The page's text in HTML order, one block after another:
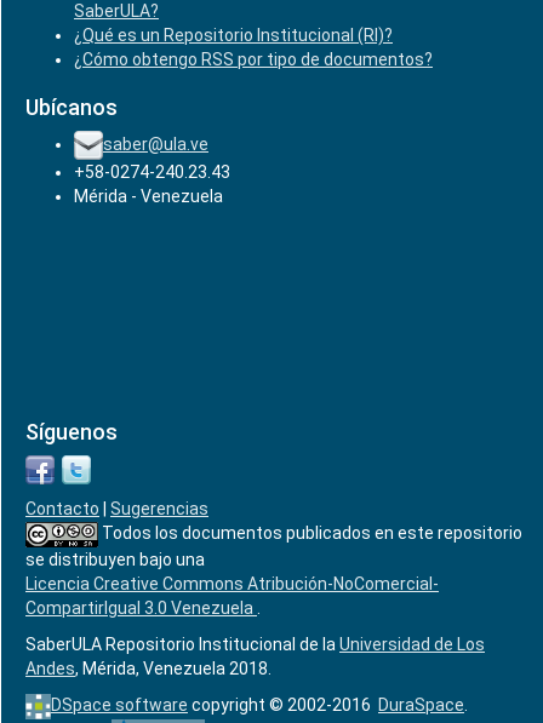
SaberULA?
¿Qué es un Repositorio Institucional (RI)?
¿Cómo obtengo RSS por tipo de documentos?
Ubícanos
saber@ula.ve
+58-0274-240.23.43
Mérida - Venezuela
Síguenos
Contacto
Sugerencias
Todos los documentos publicados en este repositorio
se distribuyen bajo una
Licencia Creative Commons Atribución-NoComercial-
CompartirIgual 3.0 Venezuela
SaberULA Repositorio Institucional de la Universidad de Los
Andes, Mérida, Venezuela 2018.
DSpace software copyright © 2002-2016 DuraSpace